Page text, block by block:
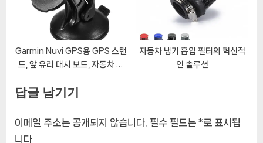
Garmin Nuvi GPS용 GPS 스탠
드, 앞 유리 대시 보드, 자동차 흡
자동차 냉기 흡입 필터의 혁신적
인 솔루션
답글 남기기
이메일 주소는 공개되지 않습니다. 필수 필드는 *로 표시됩
니다